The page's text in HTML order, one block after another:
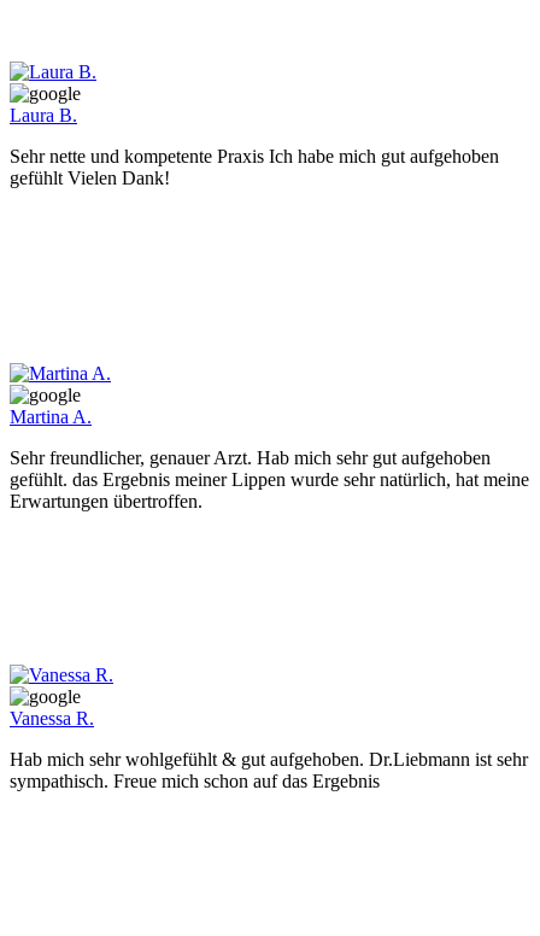
Laura B.
Sehr nette und kompetente Praxis Ich habe mich gut aufgehoben
gefühlt Vielen Dank!
Martina A.
Sehr freundlicher, genauer Arzt. Hab mich sehr gut aufgehoben
gefühlt. das Ergebnis meiner Lippen wurde sehr natürlich, hat meine
Erwartungen übertroffen.
Vanessa R.
Hab mich sehr wohlgefühlt & gut aufgehoben. Dr.Liebmann ist sehr
sympathisch. Freue mich schon auf das Ergebnis